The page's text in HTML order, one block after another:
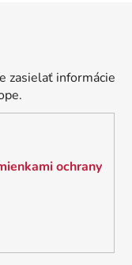
zasielať informácie
ochrany